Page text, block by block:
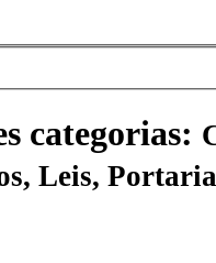
categorias:
Leis,